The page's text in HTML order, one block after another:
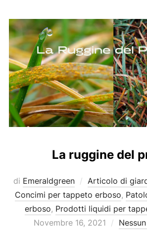
La ruggine del
di Emeraldgreen Articolo di
Concimi per tappeto erboso,
erboso, Prodotti liquidi per
Novembre 16, 2021